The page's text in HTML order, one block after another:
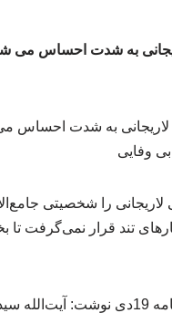
به شدت احساس می
را شخصیتی
تند قرار نمی‌گرفت
به گزارش خبرگزاری شرکت زرتاج ایران زیبا